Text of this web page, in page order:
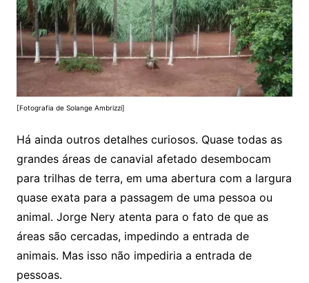
[Fotografia de Solange Ambrizzi]
Há ainda outros detalhes curiosos. Quase todas as
grandes áreas de canavial afetado desembocam
para trilhas de terra, em uma abertura com a largura
quase exata para a passagem de uma pessoa ou
animal. Jorge Nery atenta para o fato de que as
áreas são cercadas, impedindo a entrada de
animais. Mas isso não impediria a entrada de
pessoas.